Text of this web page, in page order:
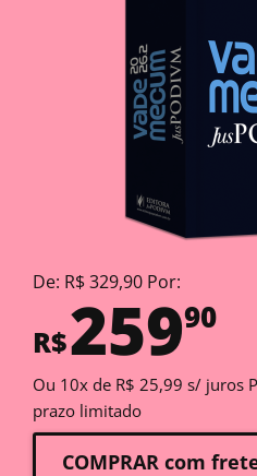
De: R$ 329,90 Por:
R$25990
Ou 10x de R$ 25,99 s/ juros
prazo limitado
COMPRAR com